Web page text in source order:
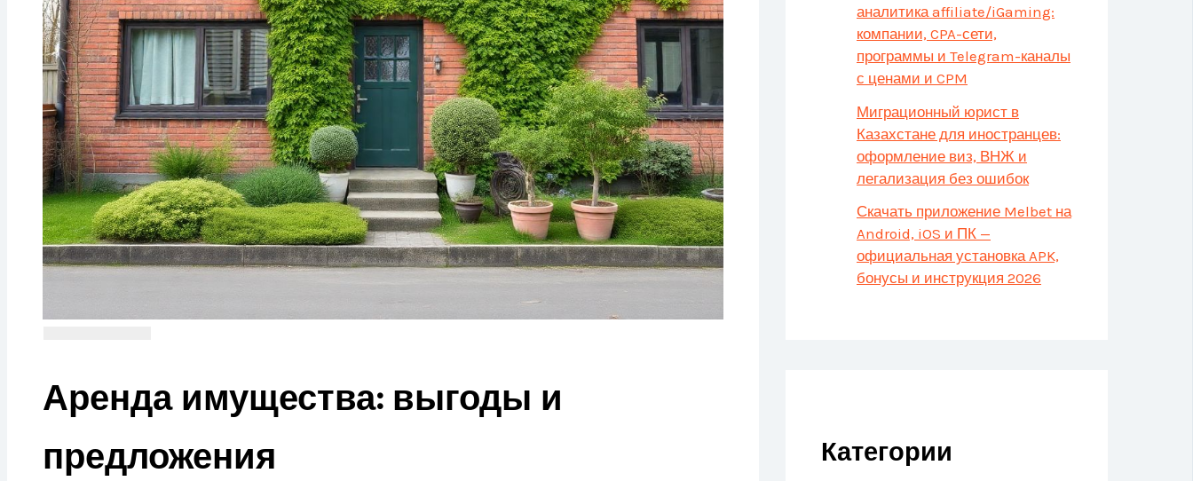
Аренда имущества: выгоды и
предложения
аналитика affiliate/iGaming:
компании, CPA-сети,
программы и Telegram-каналы
с ценами и CPM
Миграционный юрист в
Казахстане для иностранцев:
оформление виз, ВНЖ и
легализация без ошибок
Скачать приложение Melbet на
Android, iOS и ПК —
официальная установка APK,
бонусы и инструкция 2026
Категории